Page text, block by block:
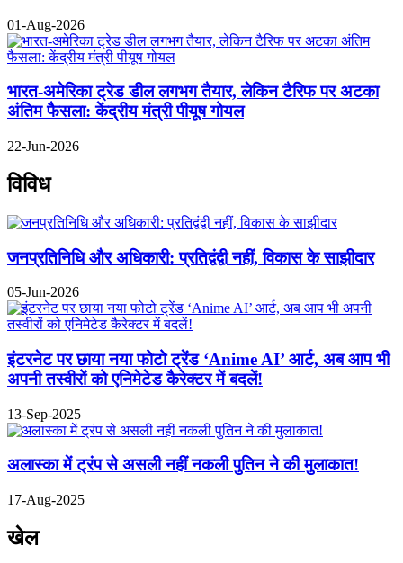
01-Aug-2026
भारत-अमेरिका ट्रेड डील लगभग तैयार, लेकिन टैरिफ पर अटका
अंतिम फैसला: केंद्रीय मंत्री पीयूष गोयल
22-Jun-2026
विविध
जनप्रतिनिधि और अधिकारी: प्रतिद्वंद्वी नहीं, विकास के साझीदार
05-Jun-2026
इंटरनेट पर छाया नया फोटो ट्रेंड ‘Anime AI’ आर्ट, अब आप भी
अपनी तस्वीरों को एनिमेटेड कैरेक्टर में बदलें!
13-Sep-2025
अलास्का में ट्रंप से असली नहीं नकली पुतिन ने की मुलाकात!
17-Aug-2025
खेल